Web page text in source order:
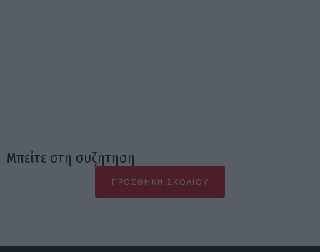
Μπείτε στη συζήτηση
ΠΡΟΣΘΉΚΗ ΣΧΟΛΊΟΥ